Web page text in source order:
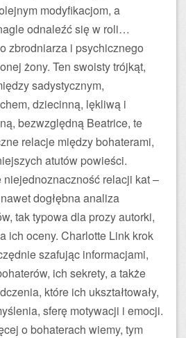
modyfikacjom, a
odnaleźć się w roli…
zbrodniarza i psychicznego
żony. Ten swoisty trójkąt,
sadystycznym,
dziecinną, lękliwą i
bezwzględną Beatrice, te
relacje między bohaterami,
atutów powieści.
relacji kat –
dogłębna analiza
tak typowa dla prozy autorki,
ich oceny. Charlotte Link krok
szafując informacjami,
ich sekrety, a także
które ich ukształtowały,
sferę motywacji i emocji.
o bohaterach wiemy, tym